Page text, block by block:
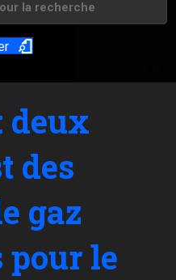
deux
des
gaz
pour le